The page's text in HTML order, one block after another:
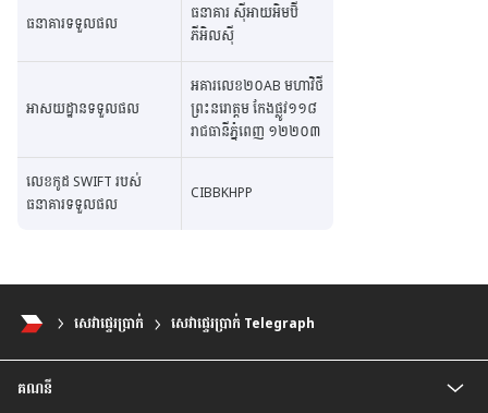
ធនាគារទទួលផល
ធនាគារ ស៊ីអាយអិមប៊ី
ភីអិលស៊ី
អាសយដ្ឋានទទួលផល
អគារលេខ២០AB មហាវិថី
ព្រះនរោត្តម កែងផ្លូវ១១៨
រាជធានីភ្នំពេញ ១២២០៣
លេខកូដ SWIFT របស់
ធនាគារទទួលផល
CIBBKHPP
សេវា​ផ្ទេរ​ប្រាក់ សេវាផ្ទេរប្រាក់ Telegraph
គណនី